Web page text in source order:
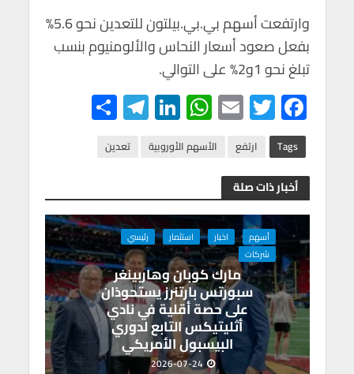
وارتفعت أسهم بي.بي.بيلتون للتعدين نحو 5.6%
بفعل صعود أسعار النحاس والألومنيوم بنسب
تبلغ نحو 1و2% على التوالي.
F
ac
e
b
o
o
k
T
wi
tt
er
E
m
ail
W
h
at
A
p
p
Li
n
ke
n
Te
le
gr
m
Tags ارتفع الأسهم الأوروبية تعدين
أخبار ذات صلة
أسهم اخبار استثمار
رئيسي
شركات
مارك كوبان وهاربينغر
سبورتس بارتنرز يستحوذان
على حصة أقلية في نادي
أثليتيكس التابع لدوري
البيسبول الأمريكي
2026-07-24